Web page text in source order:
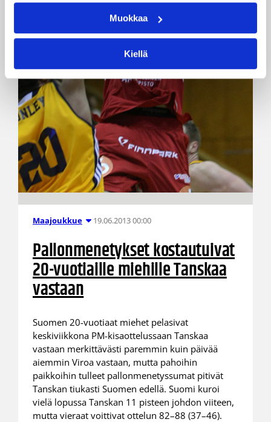
Muokkaa
Kiellä
Maajoukkue 19.06.2013 00:00
Pallonmenetykset kostautuivat
20-vuotiaille miehille Tanskaa
vastaan
Suomen 20-vuotiaat miehet pelasivat
keskiviikkona PM-kisaottelussaan Tanskaa
vastaan merkittävästi paremmin kuin päivää
aiemmin Viroa vastaan, mutta pahoihin
paikkoihin tulleet pallonmenetyssumat pitivät
Tanskan tiukasti Suomen edellä. Suomi kuroi
vielä lopussa Tanskan 11 pisteen johdon viiteen,
mutta vieraat voittivat ottelun 82–88 (37–46).